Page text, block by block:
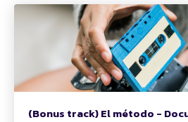
(Bonus track) El método -